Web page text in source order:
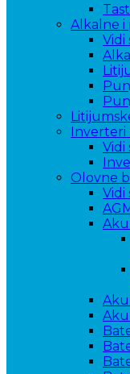
Alkalne i
Vidi
Inverteri
Vidi
Olovne
Vidi